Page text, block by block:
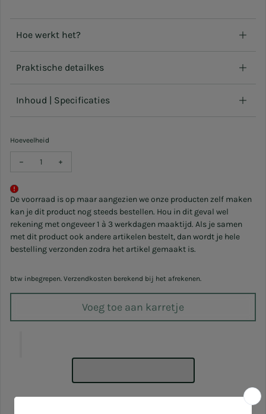
Hoe werkt het?
Praktische detailkes
Inhoud | Specificaties
Hoeveelheid
De voorraad is op maar aangezien we onze producten zelf maken
kan je dit product nog steeds bestellen. Hou in dit geval wel
rekening met ongeveer 1 à 3 werkdagen maaktijd. Als je samen
met dit product ook andere artikelen bestelt, dan wordt je hele
bestelling verzonden zodra het artikel gemaakt is.
btw inbegrepen. Verzendkosten berekend bij het afrekenen.
Voeg toe aan karretje